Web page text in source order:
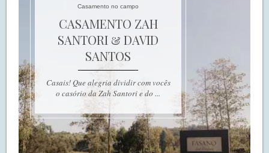
Casamento no campo
CASAMENTO ZAH
SANTORI & DAVID
SANTOS
Casais! Que alegria dividir com vocês
o casório da Zah Santori e do ...